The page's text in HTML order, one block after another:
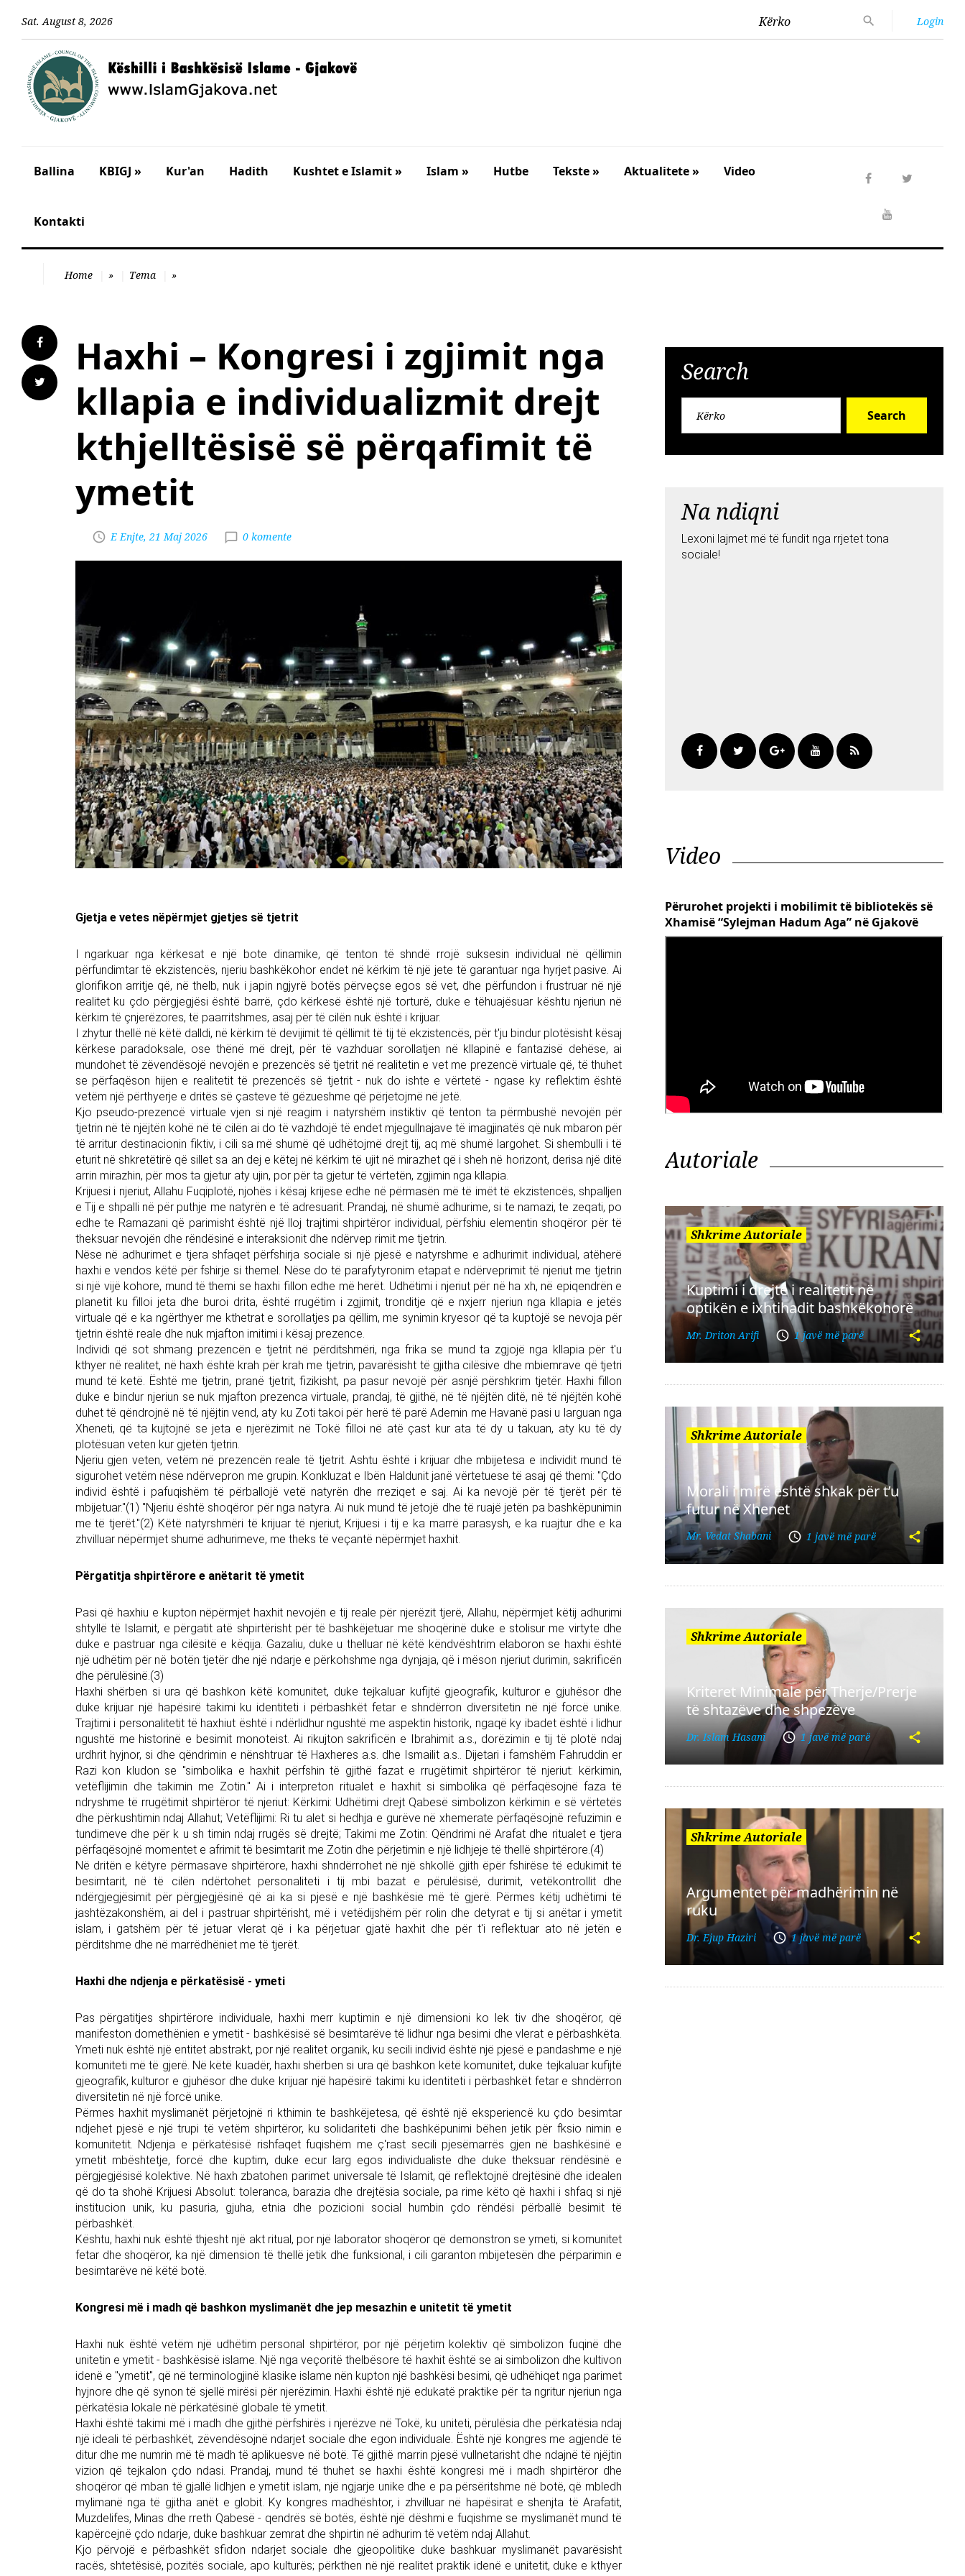
Sat. August 8, 2026 Kërko Login
Ballina KBIGJ » Kur'an Hadith Kushtet e Islamit » Islam » Hutbe Tekste » Aktualitete » Video
Kontakti
Home » Tema »
Haxhi – Kongresi i zgjimit nga
kllapia e individualizmit drejt
kthjelltësisë së përqafimit të
ymetit
E Enjte, 21 Maj 2026 0 komente
Gjetja e vetes nëpërmjet gjetjes së tjetrit
I ngarkuar nga kërkesat e një bote dinamike, që tenton të shndë rrojë suksesin individual në qëllimin
përfundimtar të ekzistencës, njeriu bashkëkohor endet në kërkim të një jete të garantuar nga hyrjet pasive. Ai
glorifikon arritje që, në thelb, nuk i japin ngjyrë botës përveçse egos së vet, dhe përfundon i frustruar në një
realitet ku çdo përgjegjësi është barrë, çdo kërkesë është një torturë, duke e tëhuajësuar kështu njeriun në
kërkim të çnjerëzores, të paarritshmes, asaj për të cilën nuk është i krijuar.
I zhytur thellë në këtë dalldi, në kërkim të devijimit të qëllimit të tij të ekzistencës, për t'ju bindur plotësisht kësaj
kërkese paradoksale, ose thënë më drejt, për të vazhduar sorollatjen në kllapinë e fantazisë dehëse, ai
mundohet të zëvendësojë nevojën e prezencës së tjetrit në realitetin e vet me prezencë virtuale që, të thuhet
se përfaqëson hijen e realitetit të prezencës së tjetrit - nuk do ishte e vërtetë - ngase ky reflektim është
vetëm një përthyerje e dritës së çasteve të gëzueshme që përjetojmë në jetë.
Kjo pseudo-prezencë virtuale vjen si një reagim i natyrshëm instiktiv që tenton ta përmbushë nevojën për
tjetrin në të njëjtën kohë në të cilën ai do të vazhdojë të endet mjegullnajave të imagjinatës që nuk mbaron për
të arritur destinacionin fiktiv, i cili sa më shumë që udhëtojmë drejt tij, aq më shumë largohet. Si shembulli i të
eturit në shkretëtirë që sillet sa an dej e këtej në kërkim të ujit në mirazhet që i sheh në horizont, derisa një ditë
arrin mirazhin, për mos ta gjetur aty ujin, por për ta gjetur të vërtetën, zgjimin nga kllapia.
Krijuesi i njeriut, Allahu Fuqiplotë, njohës i kësaj krijese edhe në përmasën më të imët të ekzistencës, shpalljen
e Tij e shpalli në për puthje me natyrën e të adresuarit. Prandaj, në shumë adhurime, si te namazi, te zeqati, po
edhe te Ramazani që parimisht është një lloj trajtimi shpirtëror individual, përfshiu elementin shoqëror për të
theksuar nevojën dhe rëndësinë e interaksionit dhe ndërvep rimit me tjetrin.
Nëse në adhurimet e tjera shfaqet përfshirja sociale si një pjesë e natyrshme e adhurimit individual, atëherë
haxhi e vendos këtë për fshirje si themel. Nëse do të parafytyronim etapat e ndërveprimit të njeriut me tjetrin
si një vijë kohore, mund të themi se haxhi fillon edhe më herët. Udhëtimi i njeriut për në ha xh, në epiqendrën e
planetit ku filloi jeta dhe buroi drita, është rrugëtim i zgjimit, tronditje që e nxjerr njeriun nga kllapia e jetës
virtuale që e ka ngërthyer me kthetrat e sorollatjes pa qëllim, me synimin kryesor që ta kuptojë se nevoja për
tjetrin është reale dhe nuk mjafton imitimi i kësaj prezence.
Individi që sot shmang prezencën e tjetrit në përditshmëri, nga frika se mund ta zgjojë nga kllapia për t'u
kthyer në realitet, në haxh është krah për krah me tjetrin, pavarësisht të gjitha cilësive dhe mbiemrave që tjetri
mund të ketë. Është me tjetrin, pranë tjetrit, fizikisht, pa pasur nevojë për asnjë përshkrim tjetër. Haxhi fillon
duke e bindur njeriun se nuk mjafton prezenca virtuale, prandaj, të gjithë, në të njëjtën ditë, në të njëjtën kohë
duhet të qëndrojnë në të njëjtin vend, aty ku Zoti takoi për herë të parë Ademin me Havanë pasi u larguan nga
Xheneti, që ta kujtojnë se jeta e njerëzimit në Tokë filloi në atë çast kur ata të dy u takuan, aty ku të dy
plotësuan veten kur gjetën tjetrin.
Njeriu gjen veten, vetëm në prezencën reale të tjetrit. Ashtu është i krijuar dhe mbijetesa e individit mund të
sigurohet vetëm nëse ndërvepron me grupin. Konkluzat e Ibën Haldunit janë vërtetuese të asaj që themi: "Çdo
individ është i pafuqishëm të përballojë vetë natyrën dhe rreziqet e saj. Ai ka nevojë për të tjerët për të
mbijetuar."(1) "Njeriu është shoqëror për nga natyra. Ai nuk mund të jetojë dhe të ruajë jetën pa bashkëpunimin
me të tjerët."(2) Këtë natyrshmëri të krijuar të njeriut, Krijuesi i tij e ka marrë parasysh, e ka ruajtur dhe e ka
zhvilluar nëpërmjet shumë adhurimeve, me theks të veçantë nëpërmjet haxhit.
Përgatitja shpirtërore e anëtarit të ymetit
Pasi që haxhiu e kupton nëpërmjet haxhit nevojën e tij reale për njerëzit tjerë, Allahu, nëpërmjet këtij adhurimi
shtyllë të Islamit, e përgatit atë shpirtërisht për të bashkëjetuar me shoqërinë duke e stolisur me virtyte dhe
duke e pastruar nga cilësitë e këqija. Gazaliu, duke u thelluar në këtë këndvështrim elaboron se haxhi është
një udhëtim për në botën tjetër dhe një ndarje e përkohshme nga dynjaja, që i mëson njeriut durimin, sakrificën
dhe përulësinë.(3)
Haxhi shërben si ura që bashkon këtë komunitet, duke tejkaluar kufijtë gjeografik, kulturor e gjuhësor dhe
duke krijuar një hapësirë takimi ku identiteti i përbashkët fetar e shndërron diversitetin në një forcë unike.
Trajtimi i personalitetit të haxhiut është i ndërlidhur ngushtë me aspektin historik, ngaqë ky ibadet është i lidhur
ngushtë me historinë e besimit monoteist. Ai rikujton sakrificën e Ibrahimit a.s., dorëzimin e tij të plotë ndaj
urdhrit hyjnor, si dhe qëndrimin e nënshtruar të Haxheres a.s. dhe Ismailit a.s.. Dijetari i famshëm Fahruddin er
Razi kon kludon se "simbolika e haxhit përfshin të gjithë fazat e rrugëtimit shpirtëror të njeriut: kërkimin,
vetëflijimin dhe takimin me Zotin." Ai i interpreton ritualet e haxhit si simbolika që përfaqësojnë faza të
ndryshme të rrugëtimit shpirtëror të njeriut: Kërkimi: Udhëtimi drejt Qabesë simbolizon kërkimin e së vërtetës
dhe përkushtimin ndaj Allahut; Vetëflijimi: Ri tu alet si hedhja e gurëve në xhemerate përfaqësojnë refuzimin e
tundimeve dhe për k u sh timin ndaj rrugës së drejtë; Takimi me Zotin: Qëndrimi në Arafat dhe ritualet e tjera
përfaqësojnë momentet e afrimit të besimtarit me Zotin dhe përjetimin e një lidhjeje të thellë shpirtërore.(4)
Në dritën e këtyre përmasave shpirtërore, haxhi shndërrohet në një shkollë gjith ëpër fshirëse të edukimit të
besimtarit, në të cilën ndërtohet personaliteti i tij mbi bazat e përulësisë, durimit, vetëkontrollit dhe
ndërgjegjësimit për përgjegjësinë që ai ka si pjesë e një bashkësie më të gjerë. Përmes këtij udhëtimi të
jashtëzakonshëm, ai del i pastruar shpirtërisht, më i vetëdijshëm për rolin dhe detyrat e tij si anëtar i ymetit
islam, i gatshëm për të jetuar vlerat që i ka përjetuar gjatë haxhit dhe për t'i reflektuar ato në jetën e
përditshme dhe në marrëdhëniet me të tjerët.
Haxhi dhe ndjenja e përkatësisë - ymeti
Pas përgatitjes shpirtërore individuale, haxhi merr kuptimin e një dimensioni ko lek tiv dhe shoqëror, që
manifeston domethënien e ymetit - bashkësisë së besimtarëve të lidhur nga besimi dhe vlerat e përbashkëta.
Ymeti nuk është një entitet abstrakt, por një realitet organik, ku secili individ është një pjesë e pandashme e një
komuniteti më të gjerë. Në këtë kuadër, haxhi shërben si ura që bashkon këtë komunitet, duke tejkaluar kufijtë
gjeografik, kulturor e gjuhësor dhe duke krijuar një hapësirë takimi ku identiteti i përbashkët fetar e shndërron
diversitetin në një forcë unike.
Përmes haxhit myslimanët përjetojnë ri kthimin te bashkëjetesa, që është një eksperiencë ku çdo besimtar
ndjehet pjesë e një trupi të vetëm shpirtëror, ku solidariteti dhe bashkëpunimi bëhen jetik për fksio nimin e
komunitetit. Ndjenja e përkatësisë rishfaqet fuqishëm me ç'rast secili pjesëmarrës gjen në bashkësinë e
ymetit mbështetje, forcë dhe kuptim, duke ecur larg egos individualiste dhe duke theksuar rëndësinë e
përgjegjësisë kolektive. Në haxh zbatohen parimet universale të Islamit, që reflektojnë drejtësinë dhe idealen
që do ta shohë Krijuesi Absolut: toleranca, barazia dhe drejtësia sociale, pa rime këto që haxhi i shfaq si një
institucion unik, ku pasuria, gjuha, etnia dhe pozicioni social humbin çdo rëndësi përballë besimit të
përbashkët.
Kështu, haxhi nuk është thjesht një akt ritual, por një laborator shoqëror që demonstron se ymeti, si komunitet
fetar dhe shoqëror, ka një dimension të thellë jetik dhe funksional, i cili garanton mbijetesën dhe përparimin e
besimtarëve në këtë botë.
Kongresi më i madh që bashkon myslimanët dhe jep mesazhin e unitetit të ymetit
Haxhi nuk është vetëm një udhëtim personal shpirtëror, por një përjetim kolektiv që simbolizon fuqinë dhe
unitetin e ymetit - bashkësisë islame. Një nga veçoritë thelbësore të haxhit është se ai simbolizon dhe kultivon
idenë e "ymetit", që në terminologjinë klasike islame nën kupton një bashkësi besimi, që udhëhiqet nga parimet
hyjnore dhe që synon të sjellë mirësi për njerëzimin. Haxhi është një edukatë praktike për ta ngritur njeriun nga
përkatësia lokale në përkatësinë globale të ymetit.
Haxhi është takimi më i madh dhe gjithë përfshirës i njerëzve në Tokë, ku uniteti, përulësia dhe përkatësia ndaj
një ideali të përbashkët, zëvendësojnë ndarjet sociale dhe egon individuale. Është një kongres me agjendë të
ditur dhe me numrin më të madh të aplikuesve në botë. Të gjithë marrin pjesë vullnetarisht dhe ndajnë të njëjtin
vizion që tejkalon çdo ndasi. Prandaj, mund të thuhet se haxhi është kongresi më i madh shpirtëror dhe
shoqëror që mban të gjallë lidhjen e ymetit islam, një ngjarje unike dhe e pa përsëritshme në botë, që mbledh
mylimanë nga të gjitha anët e globit. Ky kongres madhështor, i zhvilluar në hapësirat e shenjta të Arafatit,
Muzdelifes, Minas dhe rreth Qabesë - qendrës së botës, është një dëshmi e fuqishme se myslimanët mund të
kapërcejnë çdo ndarje, duke bashkuar zemrat dhe shpirtin në adhurim të vetëm ndaj Allahut.
Kjo përvojë e përbashkët sfidon ndarjet sociale dhe gjeopolitike duke bashkuar myslimanët pavarësisht
racës, shtetësisë, pozitës sociale, apo kulturës; përkthen në një realitet praktik idenë e unitetit, duke e kthyer
Search
Search
Na ndiqni
Lexoni lajmet më të fundit nga rrjetet tona
sociale!
Video
Përurohet projekti i mobilimit të bibliotekës së
Xhamisë “Sylejman Hadum Aga” në Gjakovë
Autoriale
Shkrime Autoriale
Kuptimi i drejtë i realitetit në
optikën e ixhtihadit bashkëkohorë
Mr. Driton Arifi 1 javë më parë
Shkrime Autoriale
Morali i mirë është shkak për t’u
futur në Xhenet
Mr. Vedat Shabani 1 javë më parë
Shkrime Autoriale
Kriteret Minimale për Therje/Prerje
të shtazëve dhe shpezëve
Dr. Islam Hasani 1 javë më parë
Shkrime Autoriale
Argumentet për madhërimin në
ruku
Dr. Ejup Haziri 1 javë më parë